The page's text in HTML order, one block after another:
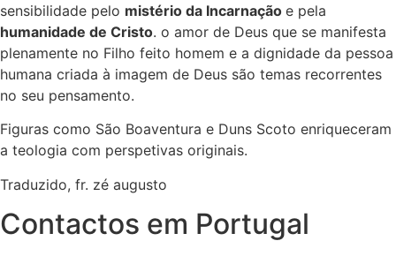
sensibilidade pelo mistério da Incarnação e pela
humanidade de Cristo. o amor de Deus que se manifesta
plenamente no Filho feito homem e a dignidade da pessoa
humana criada à imagem de Deus são temas recorrentes
no seu pensamento.
Figuras como São Boaventura e Duns Scoto enriqueceram
a teologia com perspetivas originais.
Traduzido, fr. zé augusto
Contactos em Portugal